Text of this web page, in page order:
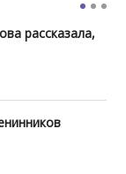
рассказала,